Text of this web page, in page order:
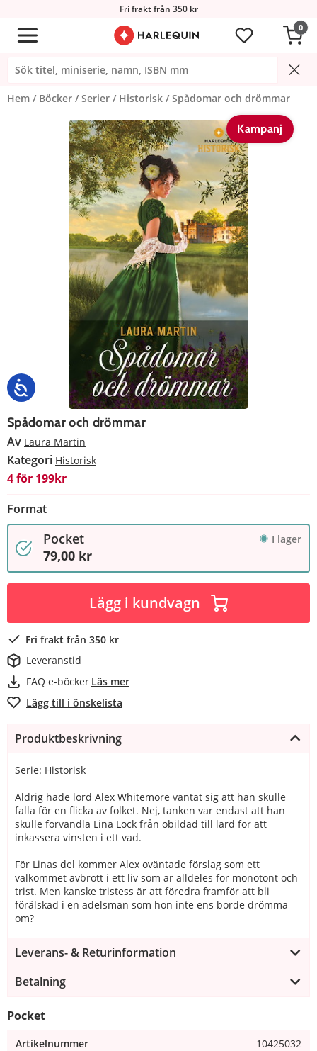
Fri frakt från 350 kr
0
Hem Böcker Serier Historisk Spådomar och drömmar
Kampanj
Spådomar och drömmar
Av Laura Martin
Kategori Historisk
4 för 199kr
Format
Pocket I lager
79,00 kr
Lägg i kundvagn
Fri frakt från 350 kr
Leveranstid
FAQ e-böcker Läs mer
Lägg till i önskelista
Produktbeskrivning
Serie: Historisk
Aldrig hade lord Alex Whitemore väntat sig att han skulle
falla för en flicka av folket. Nej, tanken var endast att han
skulle förvandla Lina Lock från obildad till lärd för att
inkassera vinsten i ett vad.
För Linas del kommer Alex oväntade förslag som ett
välkommet avbrott i ett liv som är alldeles för monotont och
trist. Men kanske tristess är att föredra framför att bli
förälskad i en adelsman som hon inte ens borde drömma
om?
Leverans- & Returinformation
Betalning
Pocket
Artikelnummer 10425032